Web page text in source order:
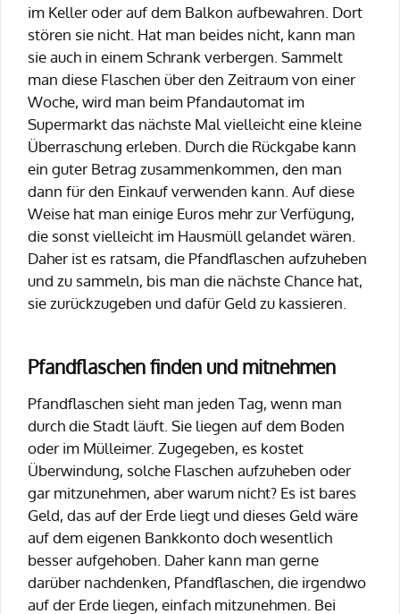
im Keller oder auf dem Balkon aufbewahren. Dort
stören sie nicht. Hat man beides nicht, kann man
sie auch in einem Schrank verbergen. Sammelt
man diese Flaschen über den Zeitraum von einer
Woche, wird man beim Pfandautomat im
Supermarkt das nächste Mal vielleicht eine kleine
Überraschung erleben. Durch die Rückgabe kann
ein guter Betrag zusammenkommen, den man
dann für den Einkauf verwenden kann. Auf diese
Weise hat man einige Euros mehr zur Verfügung,
die sonst vielleicht im Hausmüll gelandet wären.
Daher ist es ratsam, die Pfandflaschen aufzuheben
und zu sammeln, bis man die nächste Chance hat,
sie zurückzugeben und dafür Geld zu kassieren.
Pfandflaschen finden und mitnehmen
Pfandflaschen sieht man jeden Tag, wenn man
durch die Stadt läuft. Sie liegen auf dem Boden
oder im Mülleimer. Zugegeben, es kostet
Überwindung, solche Flaschen aufzuheben oder
gar mitzunehmen, aber warum nicht? Es ist bares
Geld, das auf der Erde liegt und dieses Geld wäre
auf dem eigenen Bankkonto doch wesentlich
besser aufgehoben. Daher kann man gerne
darüber nachdenken, Pfandflaschen, die irgendwo
auf der Erde liegen, einfach mitzunehmen. Bei